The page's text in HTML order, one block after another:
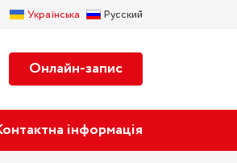
Українська Русский
Онлайн-запис
інформація